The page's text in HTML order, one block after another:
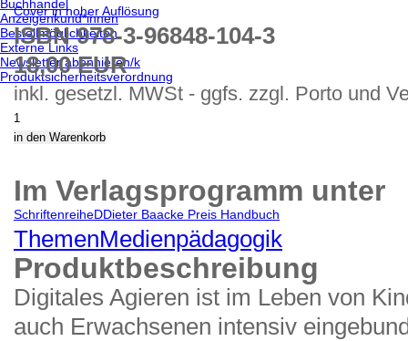
Buchhandel
Anzeigenkund*innen
Bestellmöglichkeiten
Externe Links
Newsletter abonnieren/k
Produktsicherheitsverordnung
Cover in hoher Auflösung
ISBN 978-3-96848-104-3
18,00 EUR
inkl. gesetzl. MWSt - ggfs. zzgl. Porto und
Im Verlagsprogramm unter
SchriftenreiheDDieter Baacke Preis Handbuch
ThemenMedienpädagogik
Produktbeschreibung
Digitales Agieren ist im Leben von
auch Erwachsenen intensiv